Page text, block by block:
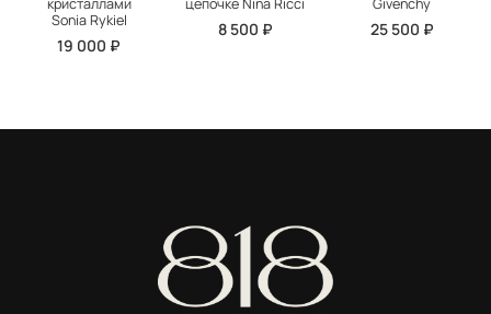
кристаллами
Sonia Rykiel
19 000 ₽
цепочке Nina Ricci
8 500 ₽
Givenchy
25 500 ₽